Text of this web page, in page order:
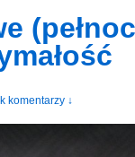
komentarzy ↓